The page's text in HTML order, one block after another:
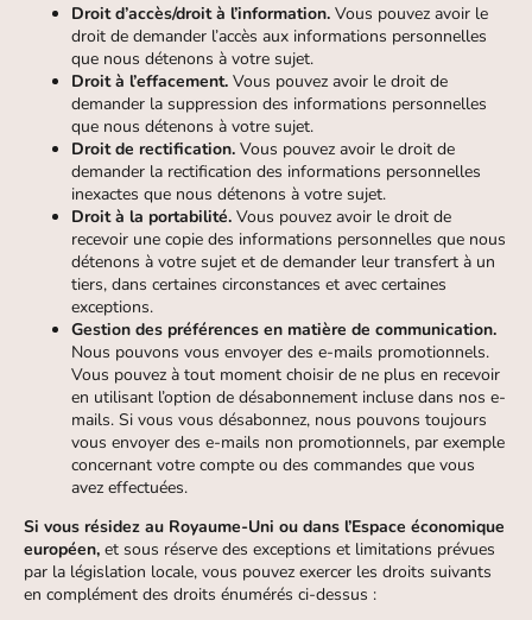
Droit d’accès/droit à l’information. Vous pouvez avoir le
droit de demander l’accès aux informations personnelles
que nous détenons à votre sujet.
Droit à l’effacement. Vous pouvez avoir le droit de
demander la suppression des informations personnelles
que nous détenons à votre sujet.
Droit de rectification. Vous pouvez avoir le droit de
demander la rectification des informations personnelles
inexactes que nous détenons à votre sujet.
Droit à la portabilité. Vous pouvez avoir le droit de
recevoir une copie des informations personnelles que nous
détenons à votre sujet et de demander leur transfert à un
tiers, dans certaines circonstances et avec certaines
exceptions.
Gestion des préférences en matière de communication.
Nous pouvons vous envoyer des e-mails promotionnels.
Vous pouvez à tout moment choisir de ne plus en recevoir
en utilisant l’option de désabonnement incluse dans nos e-
mails. Si vous vous désabonnez, nous pouvons toujours
vous envoyer des e-mails non promotionnels, par exemple
concernant votre compte ou des commandes que vous
avez effectuées.
Si vous résidez au Royaume-Uni ou dans l’Espace économique
européen, et sous réserve des exceptions et limitations prévues
par la législation locale, vous pouvez exercer les droits suivants
en complément des droits énumérés ci-dessus :